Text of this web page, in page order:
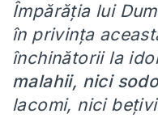
Împărăţia lui
în privinţa
închinătorii la
malahii, nici
lacomi, nici